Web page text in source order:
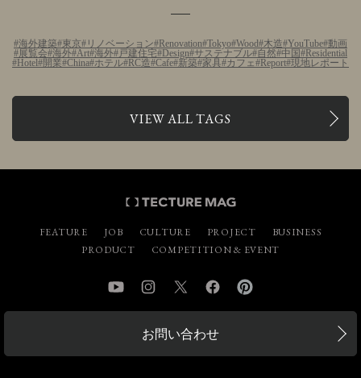
海外建築 東京 リノベーション Renovation Tokyo Wood 木造 YouTube 動画
展覧会 海外 Art 海外 戸建住宅 Design サステナブル 自然 中国 Residential
Hotel 開業 China ホテル RC造 Cafe 新築 家具 カフェ Report 現地レポート
VIEW ALL TAGS
FEATURE JOB CULTURE PROJECT
BUSINESS
PRODUCT
COMPETITION & EVENT
YouTube InstagramTwitter Facebook
お問い合わせ